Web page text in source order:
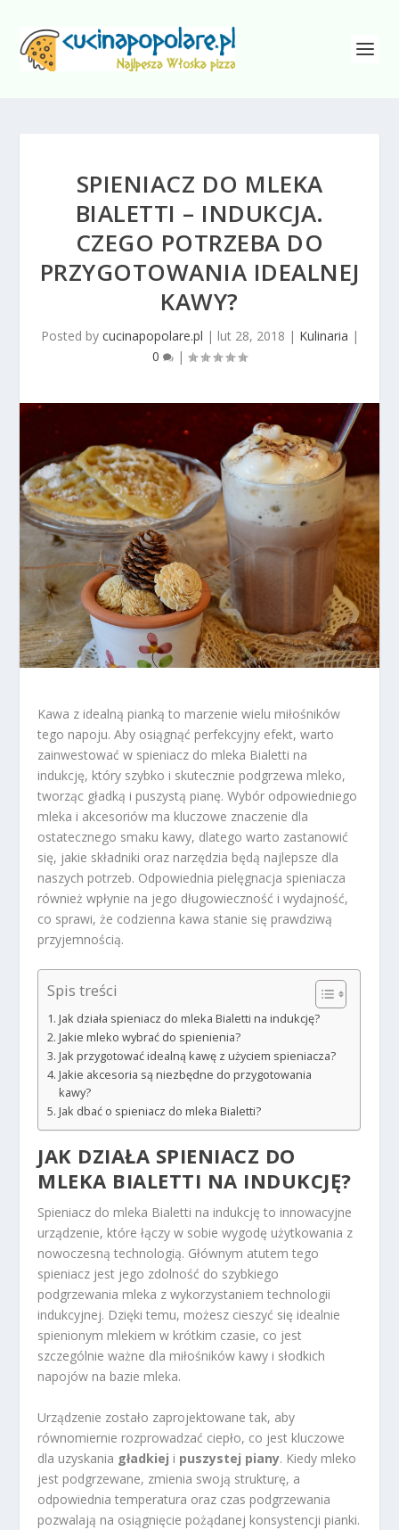
SPIENIACZ DO MLEKA
BIALETTI – INDUKCJA.
CZEGO POTRZEBA DO
PRZYGOTOWANIA IDEALNEJ
KAWY?
Posted by cucinapopolare.pl | lut 28, 2018 | Kulinaria |
0
|
Kawa z idealną pianką to marzenie wielu miłośników
tego napoju. Aby osiągnąć perfekcyjny efekt, warto
zainwestować w spieniacz do mleka Bialetti na
indukcję, który szybko i skutecznie podgrzewa mleko,
tworząc gładką i puszystą pianę. Wybór odpowiedniego
mleka i akcesoriów ma kluczowe znaczenie dla
ostatecznego smaku kawy, dlatego warto zastanowić
się, jakie składniki oraz narzędzia będą najlepsze dla
naszych potrzeb. Odpowiednia pielęgnacja spieniacza
również wpłynie na jego długowieczność i wydajność,
co sprawi, że codzienna kawa stanie się prawdziwą
przyjemnością.
Spis treści
Jak działa spieniacz do mleka Bialetti na indukcję?
Jakie mleko wybrać do spienienia?
Jak przygotować idealną kawę z użyciem spieniacza?
Jakie akcesoria są niezbędne do przygotowania
kawy?
Jak dbać o spieniacz do mleka Bialetti?
JAK DZIAŁA SPIENIACZ DO
MLEKA BIALETTI NA INDUKCJĘ?
Spieniacz do mleka Bialetti na indukcję to innowacyjne
urządzenie, które łączy w sobie wygodę użytkowania z
nowoczesną technologią. Głównym atutem tego
spieniacz jest jego zdolność do szybkiego
podgrzewania mleka z wykorzystaniem technologii
indukcyjnej. Dzięki temu, możesz cieszyć się idealnie
spienionym mlekiem w krótkim czasie, co jest
szczególnie ważne dla miłośników kawy i słodkich
napojów na bazie mleka.
Urządzenie zostało zaprojektowane tak, aby
równomiernie rozprowadzać ciepło, co jest kluczowe
dla uzyskania gładkiej i puszystej piany. Kiedy mleko
jest podgrzewane, zmienia swoją strukturę, a
odpowiednia temperatura oraz czas podgrzewania
pozwalają na osiągnięcie pożądanej konsystencji pianki.